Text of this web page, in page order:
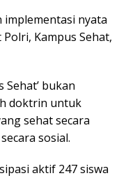
implementasi nyata
Kampus Sehat,
Sehat’ bukan
doktrin untuk
sehat secara
sosial.
aktif 247 siswa